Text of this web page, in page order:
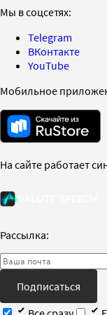
Мы в соцсетях:
Telegram
ВКонтакте
YouTube
Мобильное
На сайте работает
Рассылка:
Подписаться